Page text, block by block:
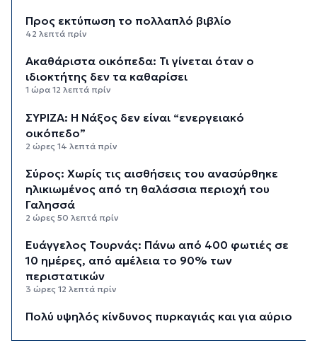
Προς εκτύπωση το πολλαπλό βιβλίο
42 λεπτά πρίν
Ακαθάριστα οικόπεδα: Τι γίνεται όταν ο
ιδιοκτήτης δεν τα καθαρίσει
1 ώρα 12 λεπτά πρίν
ΣΥΡΙΖΑ: Η Νάξος δεν είναι “ενεργειακό
οικόπεδο”
2 ώρες 14 λεπτά πρίν
Σύρος: Χωρίς τις αισθήσεις του ανασύρθηκε
ηλικιωμένος από τη θαλάσσια περιοχή του
Γαλησσά
2 ώρες 50 λεπτά πρίν
Ευάγγελος Τουρνάς: Πάνω από 400 φωτιές σε
10 ημέρες, από αμέλεια το 90% των
περιστατικών
3 ώρες 12 λεπτά πρίν
Πολύ υψηλός κίνδυνος πυρκαγιάς και για αύριο